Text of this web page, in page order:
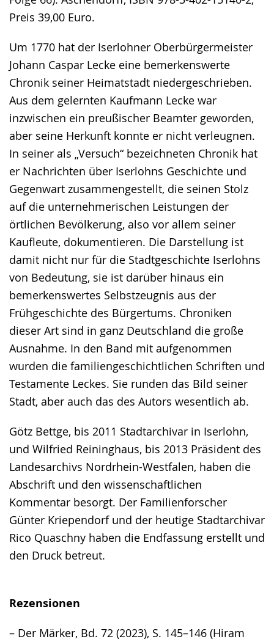
Preis 39,00 Euro.
Um 1770 hat der Iserlohner Oberbürgermeister
Johann Caspar Lecke eine bemerkenswerte
Chronik seiner Heimatstadt niedergeschrieben.
Aus dem gelernten Kaufmann Lecke war
inzwischen ein preußischer Beamter geworden,
aber seine Herkunft konnte er nicht verleugnen.
In seiner als „Versuch“ bezeichneten Chronik hat
er Nachrichten über Iserlohns Geschichte und
Gegenwart zusammengestellt, die seinen Stolz
auf die unternehmerischen Leistungen der
örtlichen Bevölkerung, also vor allem seiner
Kaufleute, dokumentieren. Die Darstellung ist
damit nicht nur für die Stadtgeschichte Iserlohns
von Bedeutung, sie ist darüber hinaus ein
bemerkenswertes Selbstzeugnis aus der
Frühgeschichte des Bürgertums. Chroniken
dieser Art sind in ganz Deutschland die große
Ausnahme. In den Band mit aufgenommen
wurden die familiengeschichtlichen Schriften und
Testamente Leckes. Sie runden das Bild seiner
Stadt, aber auch das des Autors wesentlich ab.
Götz Bettge, bis 2011 Stadtarchivar in Iserlohn,
und Wilfried Reininghaus, bis 2013 Präsident des
Landesarchivs Nordrhein-Westfalen, haben die
Abschrift und den wissenschaftlichen
Kommentar besorgt. Der Familienforscher
Günter Kriependorf und der heutige Stadtarchivar
Rico Quaschny haben die Endfassung erstellt und
den Druck betreut.
Rezensionen
– Der Märker, Bd. 72 (2023), S. 145–146 (Hiram